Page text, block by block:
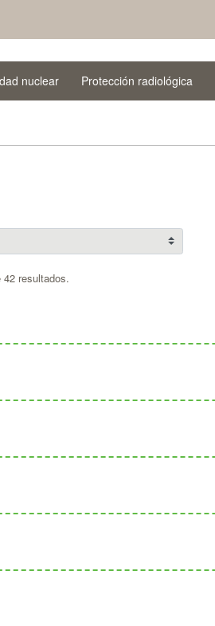
nuclear Protección radiológica
resultados.